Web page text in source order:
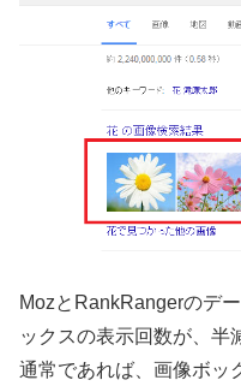
MozとRankRangerのデ
ックスの表示回数が、半
通常であれば、画像ボッ